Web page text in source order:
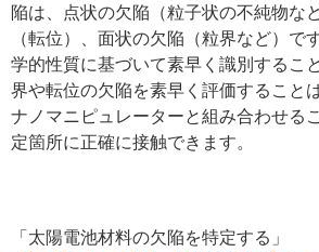
陥は、点状の欠陥（粒子状の不純物な
（転位）、面状の欠陥（粒界など）で
学的性質に基づいて素早く識別するこ
界や転位の欠陥を素早く評価すること
ナノマニピュレーターと組み合わせる
定箇所に正確に接触できます。
「太陽電池材料の欠陥を特定する」